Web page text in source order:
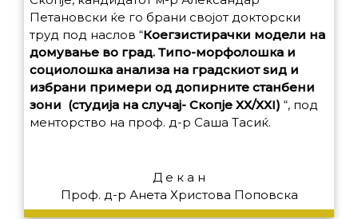
Петановски ќе го брани својот докторски
труд под наслов “Коегзистирачки модели на
домување во град. Типо-морфолошка и
социолошка анализа на градскиот sид и
избрани примери од допирните станбени
зони (студија на случај- Скопје ХХ/ХХI) “, под
менторство на проф. д-р Саша Тасиќ.
Д е к а н
Проф. д-р Анета Христова Поповска